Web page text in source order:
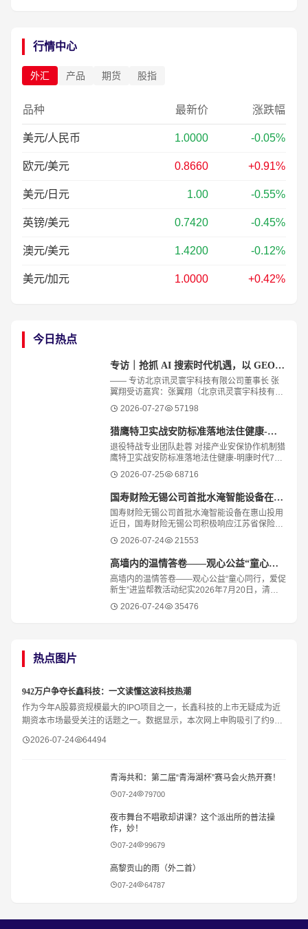
行情中心
外汇 产品 期货 股指
品种 最新价 涨跌幅
美元/人民币 1.0000 -0.05%
欧元/美元 0.8660 +0.91%
美元/日元 1.00 -0.55%
英镑/美元 0.7420 -0.45%
澳元/美元 1.4200 -0.12%
美元/加元 1.0000 +0.42%
今日热点
专访｜抢抓 AI 搜索时代机遇，以 GEO 与智能体赋能中小企业数字化转型
—— 专访北京讯灵寰宇科技有限公司董事长 张
翼翔受访嘉宾：张翼翔（北京讯灵寰宇科技有限
公司董事长）免责声明：本文内容仅代表受访者
个人观点，不构成任何商业投资建议。文中提及
的
2026-07-27 57198
猎鹰特卫实战安防标准落地法住健康-明康时代
退役特战专业团队赴蓉 对接产业安保协作机制猎
鹰特卫实战安防标准落地法住健康-明康时代7月
23日，一场聚焦产业安全体系建设的专题研讨活
动在四川成都举行。来自特种作战领域
2026-07-25 68716
国寿财险无锡公司首批水淹智能设备在惠山投用
国寿财险无锡公司首批水淹智能设备在惠山投用
近日，国寿财险无锡公司积极响应江苏省保险行
业协会车险重大灾害应急工作部署，率先在惠山
区显山路等6处高风险点位完成首批水淹智
2026-07-24 21553
高墙内的温情答卷——观心公益“童心同行，爱促新生”进监帮教活动纪实
高墙内的温情答卷——观心公益“童心同行，爱促
新生”进监帮教活动纪实2026年7月20日，清晨
六点，青田县司法局门口已是一片暖意。一群特
殊的小客人整装待发，他们的行囊里装着期待，
2026-07-24 35476
热点图片
942万户争夺长鑫科技：一文读懂这波科技热潮
作为今年A股募资规模最大的IPO项目之一，长鑫科技的上市无疑成为近
期资本市场最受关注的话题之一。数据显示，本次网上申购吸引了约942
2026-07-24 64494
青海共和：第二届“青海湖杯”赛马会火热开赛！
07-24 79700
夜市舞台不唱歌却讲课？这个派出所的普法操
作，妙！
07-24 99679
​高黎贡山的雨（外二首）
07-24 64787